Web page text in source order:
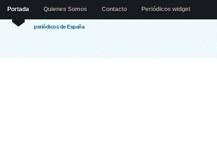
periódicos de España
Portada Quienes Somos Contacto Periódicos widget